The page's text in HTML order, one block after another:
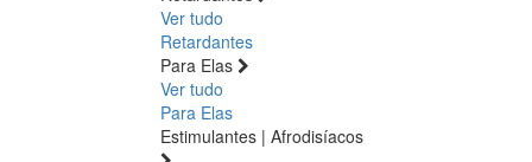
Ver tudo
Retardantes
Para Elas
Ver tudo
Para Elas
Estimulantes | Afrodisíacos